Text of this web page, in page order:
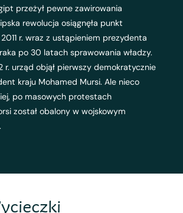
przeżył pewne zawirowania
rewolucja osiągnęła punkt
r. wraz z ustąpieniem prezydenta
po 30 latach sprawowania władzy.
r. urząd objął pierwszy demokratycznie
kraju Mohamed Mursi. Ale nieco
po masowych protestach
został obalony w wojskowym